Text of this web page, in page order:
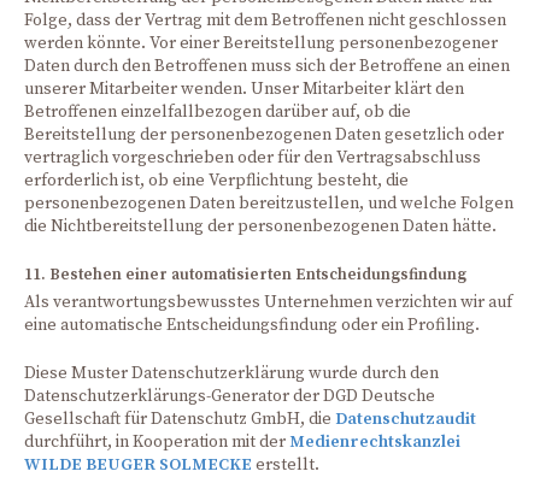
Folge, dass der Vertrag mit dem Betroffenen nicht geschlossen
werden könnte. Vor einer Bereitstellung personenbezogener
Daten durch den Betroffenen muss sich der Betroffene an einen
unserer Mitarbeiter wenden. Unser Mitarbeiter klärt den
Betroffenen einzelfallbezogen darüber auf, ob die
Bereitstellung der personenbezogenen Daten gesetzlich oder
vertraglich vorgeschrieben oder für den Vertragsabschluss
erforderlich ist, ob eine Verpflichtung besteht, die
personenbezogenen Daten bereitzustellen, und welche Folgen
die Nichtbereitstellung der personenbezogenen Daten hätte.
11. Bestehen einer automatisierten Entscheidungsfindung
Als verantwortungsbewusstes Unternehmen verzichten wir auf
eine automatische Entscheidungsfindung oder ein Profiling.
Diese Muster Datenschutzerklärung wurde durch den
Datenschutzerklärungs-Generator der DGD Deutsche
Gesellschaft für Datenschutz GmbH, die Datenschutzaudit
durchführt, in Kooperation mit derMedienrechtskanzlei
WILDE BEUGER SOLMECKE erstellt.